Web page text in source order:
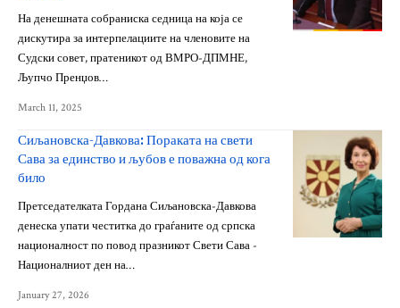
На денешната собраниска седница на која се
дискутира за интерпелациите на членовите на
Судски совет, пратеникот од ВМРО-ДПМНЕ,
Љупчо Пренџов…
March 11, 2025
Сиљановска-Давкова: Пораката на свети
Сава за единство и љубов е поважна од кога
било
Претседателката Гордана Сиљановска-Давкова
денеска упати честитка до граѓаните од српска
националност по повод празникот Свети Сава -
Националниот ден на…
January 27, 2026